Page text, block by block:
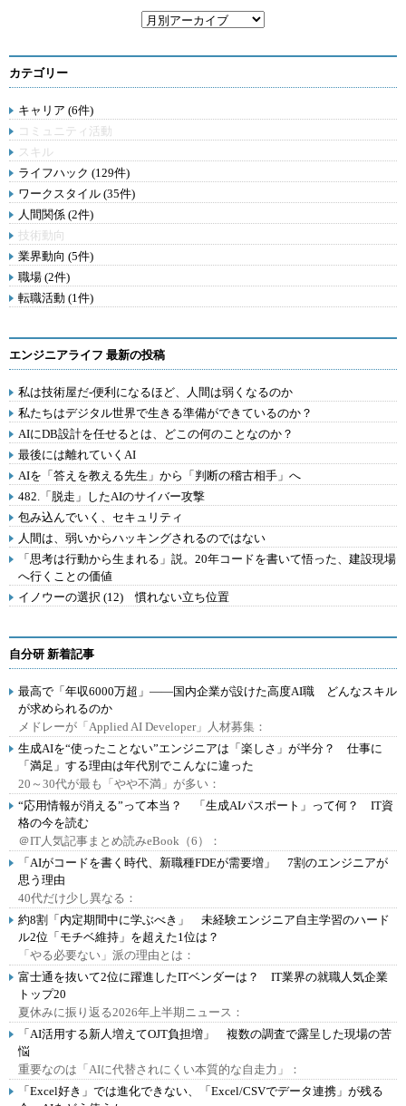
カテゴリー
キャリア (6件)
コミュニティ活動
スキル
ライフハック (129件)
ワークスタイル (35件)
人間関係 (2件)
技術動向
業界動向 (5件)
職場 (2件)
転職活動 (1件)
エンジニアライフ 最新の投稿
私は技術屋だ-便利になるほど、人間は弱くなるのか
私たちはデジタル世界で生きる準備ができているのか？
AIにDB設計を任せるとは、どこの何のことなのか？
最後には離れていくAI
AIを「答えを教える先生」から「判断の稽古相手」へ
482.「脱走」したAIのサイバー攻撃
包み込んでいく、セキュリティ
人間は、弱いからハッキングされるのではない
「思考は行動から生まれる」説。20年コードを書いて悟った、建設現場
へ行くことの価値
イノウーの選択 (12) 慣れない立ち位置
自分研 新着記事
最高で「年収6000万超」――国内企業が設けた高度AI職 どんなスキル
が求められるのか
メドレーが「Applied AI Developer」人材募集：
生成AIを“使ったことない”エンジニアは「楽しさ」が半分？ 仕事に
「満足」する理由は年代別でこんなに違った
20～30代が最も「やや不満」が多い：
“応用情報が消える”って本当？ 「生成AIパスポート」って何？ IT資
格の今を読む
＠IT人気記事まとめ読みeBook（6）：
「AIがコードを書く時代、新職種FDEが需要増」 7割のエンジニアが
思う理由
40代だけ少し異なる：
約8割「内定期間中に学ぶべき」 未経験エンジニア自主学習のハード
ル2位「モチベ維持」を超えた1位は？
「やる必要ない」派の理由とは：
富士通を抜いて2位に躍進したITベンダーは？ IT業界の就職人気企業
トップ20
夏休みに振り返る2026年上半期ニュース：
「AI活用する新人増えてOJT負担増」 複数の調査で露呈した現場の苦
悩
重要なのは「AIに代替されにくい本質的な自走力」：
「Excel好き」では進化できない、「Excel/CSVでデータ連携」が残る